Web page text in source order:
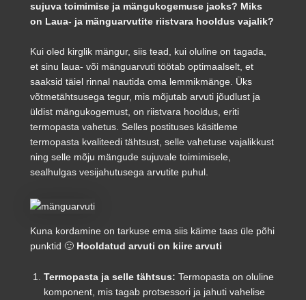
sujuva toimimise ja mängukogemuse jaoks? Miks
on Laua- ja mänguarvutite riistvara hooldus vajalik?
Kui oled kirglik mängur, siis tead, kui oluline on tagada,
et sinu laua- või mänguarvuti töötab optimaalselt, et
saaksid täiel rinnal nautida oma lemmikmänge. Üks
võtmetähtsusega tegur, mis mõjutab arvuti jõudlust ja
üldist mängukogemust, on riistvara hooldus, eriti
termopasta vahetus. Selles postituses käsitleme
termopasta kvaliteedi tähtsust, selle vahetuse vajalikkust
ning selle mõju mängude sujuvale toimimisele,
sealhulgas vesijahutusega arvutite puhul.
Kuna kordamine on tarkuse ema siis käime taas üle põhi
punktid 🙂 Hooldatud arvuti on kiire arvuti
Termopasta ja selle tähtsus: Termopasta on oluline
komponent, mis tagab protsessori ja jahuti vahelise